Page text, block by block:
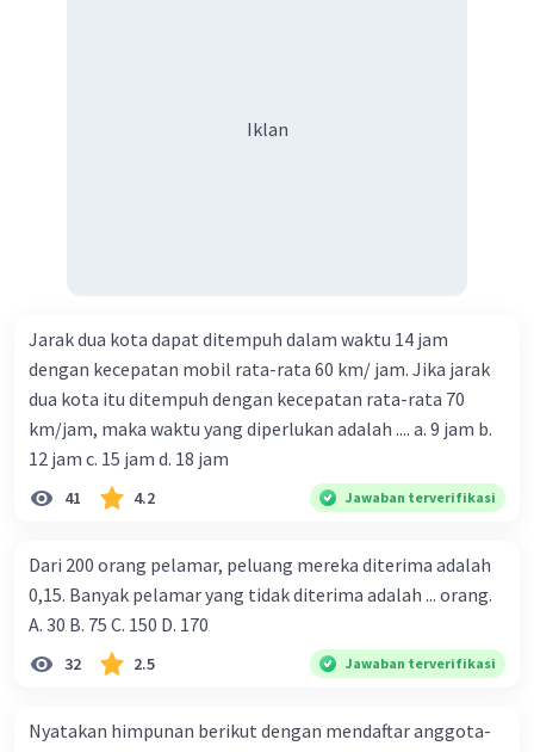
Iklan
Jarak dua kota dapat ditempuh dalam waktu 14 jam
dengan kecepatan mobil rata-rata 60 km/ jam. Jika jarak
dua kota itu ditempuh dengan kecepatan rata-rata 70
km/jam, maka waktu yang diperlukan adalah .... a. 9 jam b.
12 jam c. 15 jam d. 18 jam
41 4.2 Jawaban terverifikasi
Dari 200 orang pelamar, peluang mereka diterima adalah
0,15. Banyak pelamar yang tidak diterima adalah ... orang.
A. 30 B. 75 C. 150 D. 170
32 2.5 Jawaban terverifikasi
Nyatakan himpunan berikut dengan mendaftar anggota-